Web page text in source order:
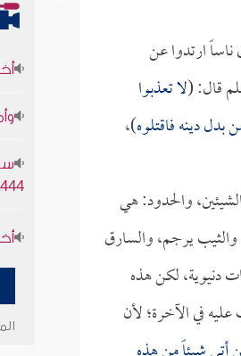
ارتدوا عن
قال: (لا تعذبوا
دينه فاقتلوه)،
والحدود: هي
والثيب يرجم، والسارق
دنيوية، لكن هذه
في الآخرة؛ لأن